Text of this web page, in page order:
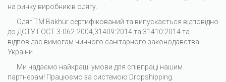
на ринку виробників одягу.
Одяг ТМ Bakhur сертифікований та випускається відповідно
до ДСТУ ГОСТ 3-062-2004,31409:2014 та 31410:2014 та
відповідає вимогам чинного санітарного законодавства
України.
Ми надаємо найкращі умови для співпраці нашим
партнерам! Працюємо за системою Dropshipping.